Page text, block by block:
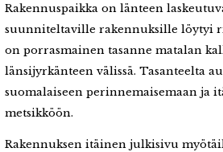
Rakennuspaikka on länteen
suunniteltaville rakennuksille löytyi
on porrasmainen tasanne matalan
länsijyrkänteen välissä. Tasanteelta
suomalaiseen perinnemaisemaan ja
metsikköön.
Rakennuksen itäinen julkisivu